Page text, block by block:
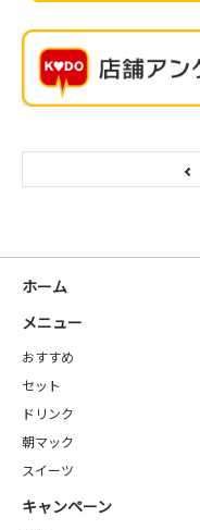
ホーム
メニュー
おすすめ
セット
ドリンク
朝マック
スイーツ
キャンペーン